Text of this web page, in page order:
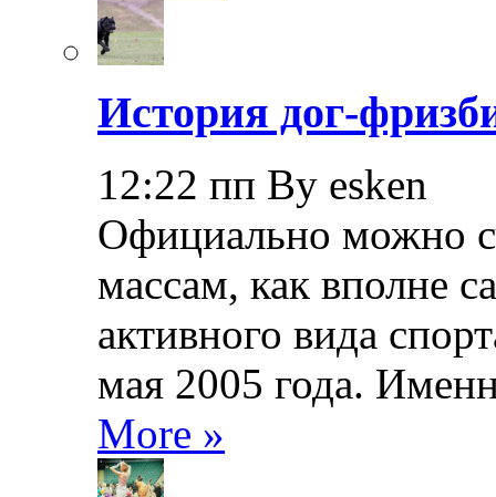
История дог-
12:22 пп By esken
Официально можно
массам, как вполне
активного вида
мая 2005 года.
More »